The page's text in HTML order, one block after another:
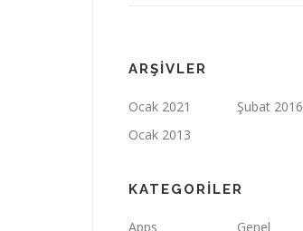
ARŞIVLER
Ocak 2021
Şubat 2016
Ocak 2013
KATEGORILER
Apps Genel